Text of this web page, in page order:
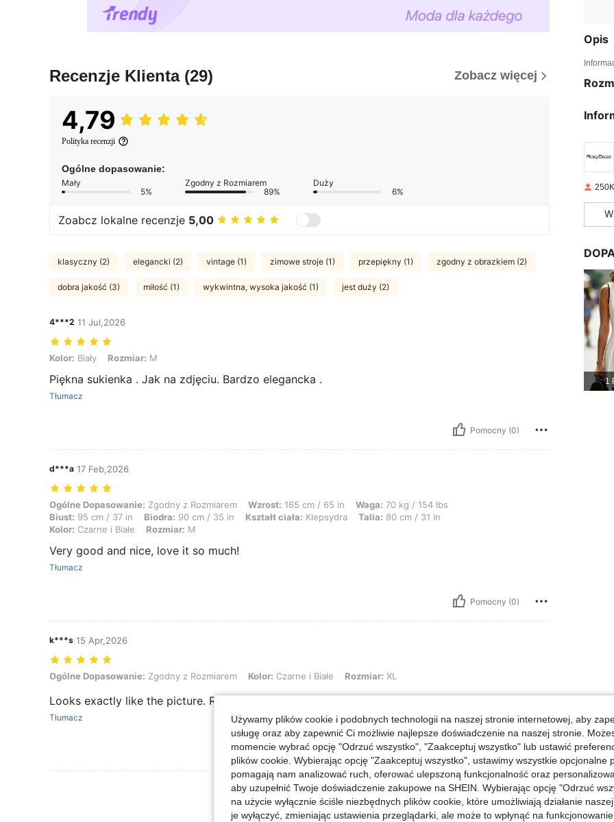
Recenzje Klienta (29) Zobacz więcej
4,79
Polityka recenzji
Ogólne dopasowanie:
Mały
5%
Zgodny z Rozmiarem
89%
Duży
6%
Zoabcz lokalne recenzje 5,00
klasyczny (2) elegancki (2) vintage (1) zimowe stroje (1) przepiękny (1) zgodny z obrazkiem (2)
dobra jakość (3) miłość (1) wykwintna, wysoka jakość (1) jest duży (2)
4***2 11 Jul,2026
Kolor: Biały, Rozmiar: M
Kolor: Biały Rozmiar: M
Piękna sukienka . Jak na zdjęciu. Bardzo elegancka .
Tłumacz
Pomocny (0)
d***a 17 Feb,2026
Ogólne Dopasowanie: Zgodny z Rozmiarem, Wzrost: 165 cm / 65 in, Waga: 70 kg / 154 lbs, Biust: 95 cm / 37 in, Biodra: 90 cm / 35 in, Kształt ciała:
Ogólne Dopasowanie: Zgodny z Rozmiarem Wzrost: 165 cm / 65 in Waga: 70 kg / 154 lbs
Biust: 95 cm / 37 in Biodra: 90 cm / 35 in Kształt ciała: Klepsydra Talia: 80 cm / 31 in
Kolor: Czarne i Białe Rozmiar: M
Very good and nice, love it so much!
Tłumacz
Pomocny (0)
k***s 15 Apr,2026
Ogólne Dopasowanie: Zgodny z Rozmiarem, Kolor: Czarne i Białe, Rozmiar: XL
Ogólne Dopasowanie: Zgodny z Rozmiarem Kolor: Czarne i Białe Rozmiar: XL
Looks exactly like the picture. Really cute and elegant. Nice fabric.
Tłumacz
Pomocny (0)
Zobacz Więcej Opinii
Opis
1
Używamy plików cookie i podobnych technologii na naszej stronie internetowej, aby
usługę oraz aby zapewnić Ci możliwie najlepsze doświadczenie na naszej stronie.
momencie wybrać opcję "Odrzuć wszystko", "Zaakceptuj wszystko" lub ustawić
plików cookie. Wybierając opcję "Zaakceptuj wszystko", ustawimy wszystkie opcjonalne
pomagają nam analizować ruch, oferować ulepszoną funkcjonalność oraz
aby uzupełnić Twoje doświadczenie zakupowe na SHEIN. Wybierając opcję "Odrzuć
na użycie wyłącznie ściśle niezbędnych plików cookie, które umożliwiają działanie
je wyłączyć, zmieniając ustawienia przeglądarki, ale może to wpłynąć na